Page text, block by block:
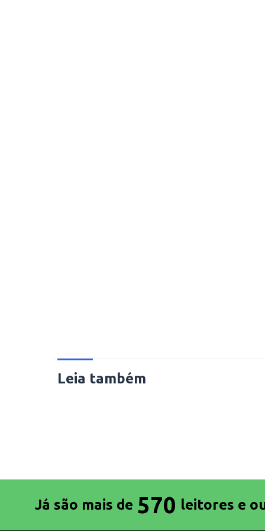
Leia também
Já são mais de 570 leitores e